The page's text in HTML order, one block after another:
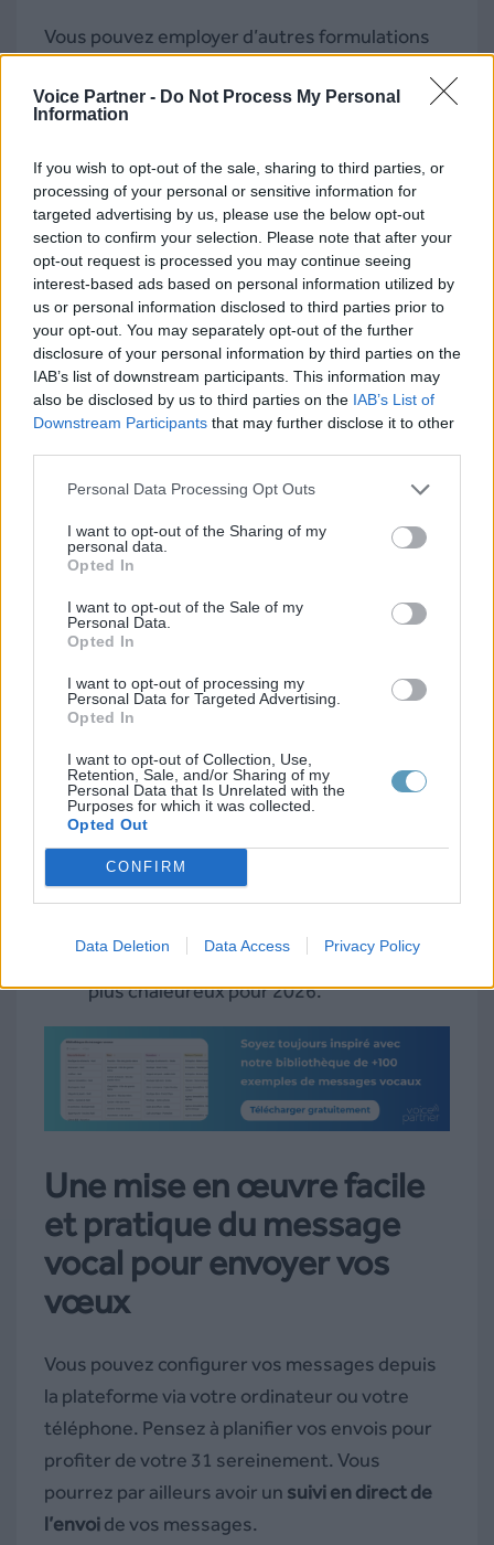
Voice Partner - Do Not Process My Personal
Information
If you wish to opt-out of the sale, sharing to third parties, or
processing of your personal or sensitive information for
targeted advertising by us, please use the below opt-out
section to confirm your selection. Please note that after your
opt-out request is processed you may continue seeing
interest-based ads based on personal information utilized by
us or personal information disclosed to third parties prior to
your opt-out. You may separately opt-out of the further
disclosure of your personal information by third parties on the
IAB’s list of downstream participants. This information may
also be disclosed by us to third parties on the IAB’s List of
Downstream Participants that may further disclose it to other
Personal Data Processing Opt Outs
I want to opt-out of the Sharing of my
personal data.
Opted In
I want to opt-out of the Sale of my
Personal Data.
Opted In
I want to opt-out of processing my
Personal Data for Targeted Advertising.
Opted In
I want to opt-out of Collection, Use,
Retention, Sale, and/or Sharing of my
Personal Data that Is Unrelated with the
Purposes for which it was collected.
Opted Out
CONFIRM
Data Deletion Data Access Privacy Policy
Vous pouvez employer d’autres formulations
année 2026 pleine de réussite et de
succès ;
Que ce message de bonne année
porte tous nos souhaits de
développement pour votre entreprise en
2026 ;
Ambition, partage, épanouissement.
Tels sont les vœux que l’entreprise
XXXXX formule pour vous en cette année
2026 ;
Tous nos souhaits de prospérité, de
développement pour votre société. Que
chacune de vos journées.
souhaits de bonne année comme ceci :
Toute l’équipe de XXXX vous remercie
pour vos vœux de bonne année et vous
souhaite également le meilleur pour 2026
Très touchée par votre attention,
transmettre également ses souhaits les
plus chaleureux pour 2026.
Une mise en œuvre facile
et pratique du message
vocal pour envoyer vos
vœux
Vous pouvez configurer vos messages depuis
la plateforme via votre ordinateur ou votre
téléphone. Pensez à planifier vos envois pour
profiter de votre 31 sereinement. Vous
pourrez par ailleurs avoir un suivi en direct de
l’envoide vos messages.